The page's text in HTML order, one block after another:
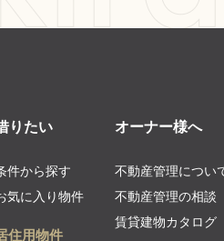
りたい
件から探す
気に入り物件
住用物件
オーナー様へ
不動産管理につい
不動産管理の相談
賃貸建物カタログ